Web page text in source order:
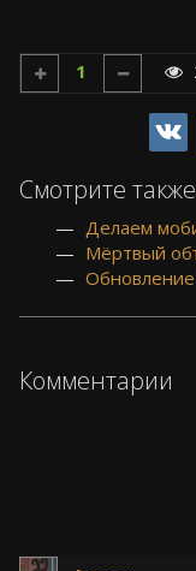
1
Смотрите
Делаем
Мёртвый
Комментарии